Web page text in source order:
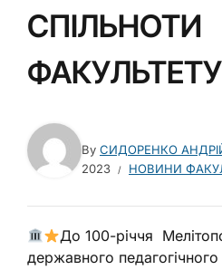
СПІЛЬНОТИ
By СИДОРЕНКО
2023
НОВИНИ
До 100-річчя
державного педагогічного